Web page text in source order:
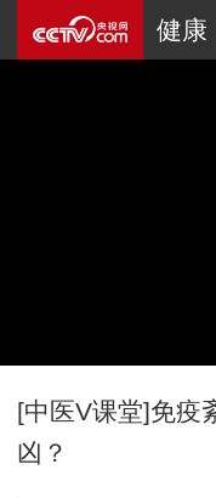
健康
[中医V课堂]免疫
凶？